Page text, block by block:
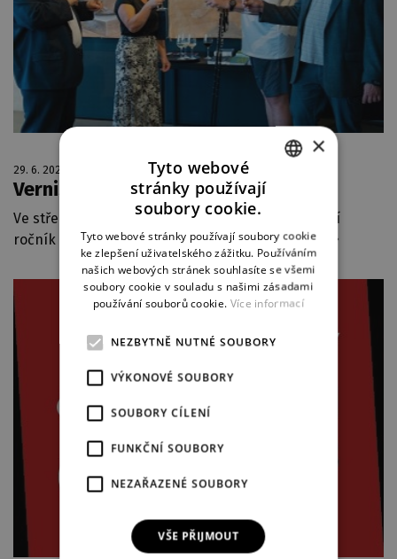
29. 6. 2023
Vernisáž Plzeňského salónu
Ve středu 28. června jsme slavnostně zahájili další
ročník tradiční letní výstavy Plzeňský salón.více
GERMAN
×
Tyto webové
stránky používají
soubory cookie.
Tyto webové stránky používají soubory cookie
ke zlepšení uživatelského zážitku. Používáním
našich webových stránek souhlasíte se všemi
soubory cookie v souladu s našimi zásadami
používání souborů cookie. Více informací
NEZBYTNĚ NUTNÉ SOUBORY
VÝKONOVÉ SOUBORY
SOUBORY CÍLENÍ
FUNKČNÍ SOUBORY
NEZAŘAZENÉ SOUBORY
VŠE PŘIJMOUT